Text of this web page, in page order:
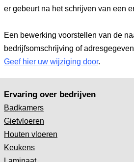
er gebeurt na het schrijven van een
Een bewerking voorstellen van de
bedrijfsomschrijving of
Geef hier uw wijziging door.
Ervaring over bedrijven
Badkamers
Gietvloeren
Houten vloeren
Keukens